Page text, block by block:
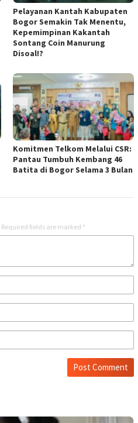
Pelayanan Kantah Kabupaten
Bogor Semakin Tak Menentu,
Kepemimpinan Kakantah
Sontang Coin Manurung
Disoal!?
Komitmen Telkom Melalui CSR:
Pantau Tumbuh Kembang 46
Batita di Bogor Selama 3 Bulan
Required fields are marked *